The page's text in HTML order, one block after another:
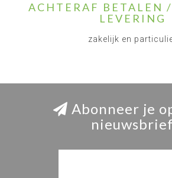
ACHTERAF BETALEN
LEVERING
zakelijk en
Abonneer je
nieuwsbrief